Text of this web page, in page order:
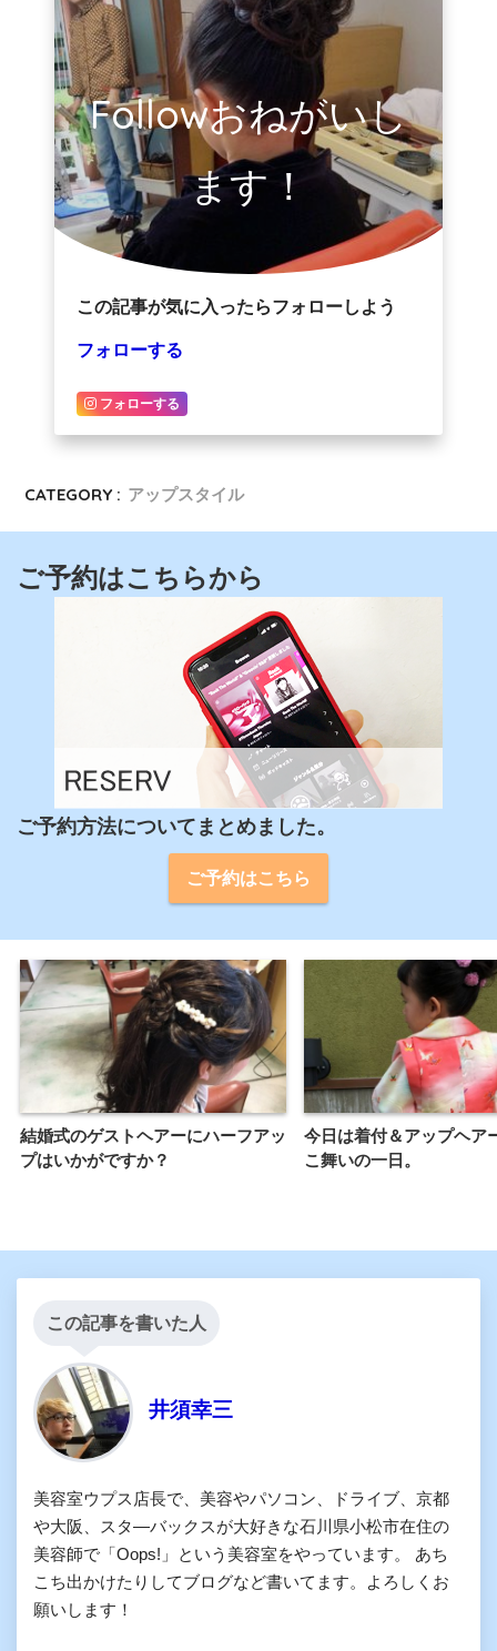
Followおねがいし
ます！
この記事が気に入ったらフォローしよう
フォローする
フォローする
CATEGORY : アップスタイル
ご予約はこちらから
ご予約方法についてまとめました。
ご予約はこちら
結婚式のゲストヘアーにハーフアッ
プはいかがですか？
今日は着付＆アップヘア
こ舞いの一日。
この記事を書いた人
井須幸三
美容室ウプス店長で、美容やパソコン、ドライブ、京都
や大阪、スタ―バックスが大好きな石川県小松市在住の
美容師で「Oops!」という美容室をやっています。 あち
こち出かけたりしてブログなど書いてます。よろしくお
願いします！